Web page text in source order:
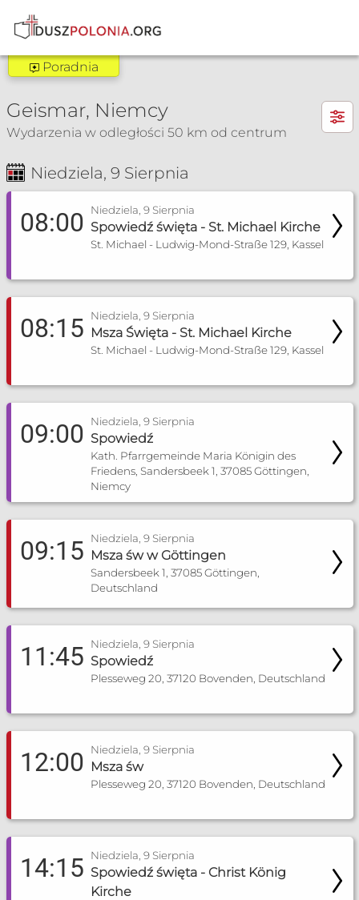
Poradnia Göttingen
Zakres pomocy:
Poradnia Kassel
Zakres pomocy:
Poradnia dla narzeczonych
Więcej informacji
Poradnia
×
Msza Św. i nabożeństwa Spowiedź
Geismar, Niemcy
Wydarzenia w odległości 50 km od centrum
Niedziela, 9 Sierpnia
08:00 Niedziela, 9 Sierpnia
Spowiedź święta - St. Michael Kirche
St. Michael - Ludwig-Mond-Straße 129, Kassel
08:15 Niedziela, 9 Sierpnia
Msza Święta - St. Michael Kirche
St. Michael - Ludwig-Mond-Straße 129, Kassel
09:00 Niedziela, 9 Sierpnia
Spowiedź
Kath. Pfarrgemeinde Maria Königin des
Friedens, Sandersbeek 1, 37085 Göttingen,
Niemcy
09:15 Niedziela, 9 Sierpnia
Msza św w Göttingen
Sandersbeek 1, 37085 Göttingen,
Deutschland
11:45 Niedziela, 9 Sierpnia
Spowiedź
Plesseweg 20, 37120 Bovenden, Deutschland
12:00 Niedziela, 9 Sierpnia
Msza św
Plesseweg 20, 37120 Bovenden, Deutschland
14:15 Niedziela, 9 Sierpnia
Spowiedź święta - Christ König
Kirche